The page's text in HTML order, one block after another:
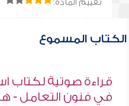
تقييم المادة:
الكتاب المسموع
قراءة صوتية لكتاب
في فنون التعامل -